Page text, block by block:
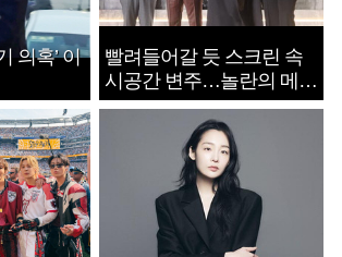
의혹’ 이
빨려들어갈 듯 스크린 속
시공간 변주…놀란의 메시
지는 ‘전쟁 속죄’